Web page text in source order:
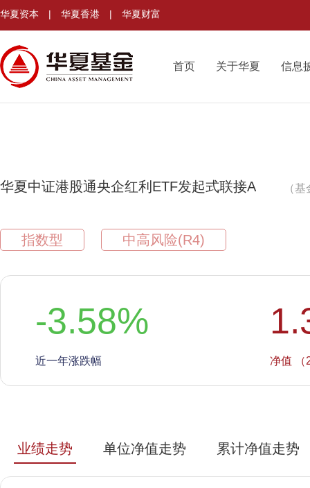
华夏资本 | 华夏香港 | 华夏财富
首页 关于华夏 信息
华夏中证港股通央企红利ETF发起式联接A （
指数型 中高风险(R4)
-3.58%
近一年涨跌幅 净值 （
业绩走势 单位净值走势 累计净值走势